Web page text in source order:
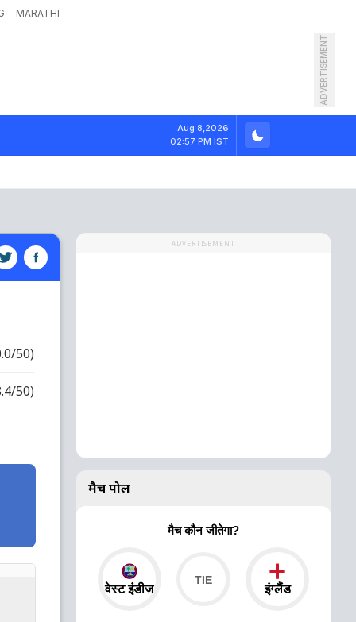
MARATHI
ADVERTISEMENT
Aug 8,2026
02:57 PM IST
50)
50)
ADVERTISEMENT
मैच पोल
मैच कौन जीतेगा?
वेस्ट इंडीज इंग्लैंड